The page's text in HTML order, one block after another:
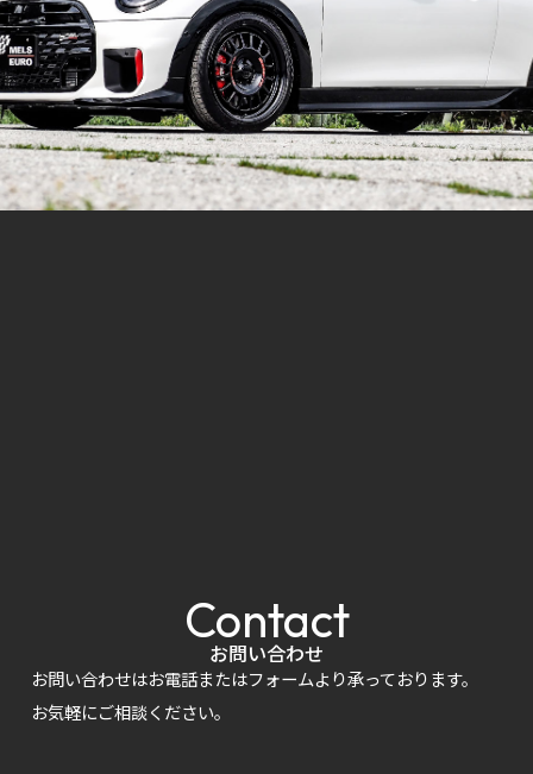
Contact
お問い合わせ
お問い合わせはお電話またはフォームより承っております。
お気軽にご相談ください。